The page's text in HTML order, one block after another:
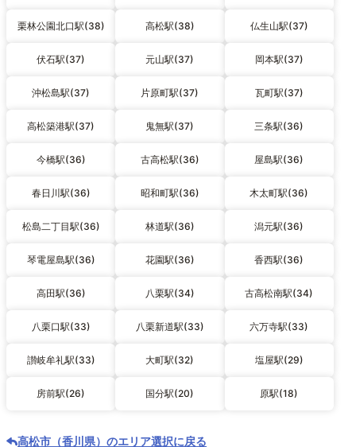
栗林公園北口駅(38) 高松駅(38) 仏生山駅(37)
伏石駅(37) 元山駅(37) 岡本駅(37)
沖松島駅(37) 片原町駅(37) 瓦町駅(37)
高松築港駅(37) 鬼無駅(37) 三条駅(36)
今橋駅(36) 古高松駅(36) 屋島駅(36)
春日川駅(36) 昭和町駅(36) 木太町駅(36)
松島二丁目駅(36) 林道駅(36) 潟元駅(36)
琴電屋島駅(36) 花園駅(36) 香西駅(36)
高田駅(36) 八栗駅(34) 古高松南駅(34)
八栗口駅(33) 八栗新道駅(33) 六万寺駅(33)
讃岐牟礼駅(33) 大町駅(32) 塩屋駅(29)
房前駅(26) 国分駅(20) 原駅(18)
高松市（香川県）のエリア選択に戻る